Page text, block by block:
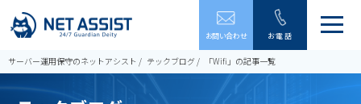
お問い合わせ お電話
メ
ー
サーバー運用保守のネットアシスト テックブログ 「Wifi」の記事一覧